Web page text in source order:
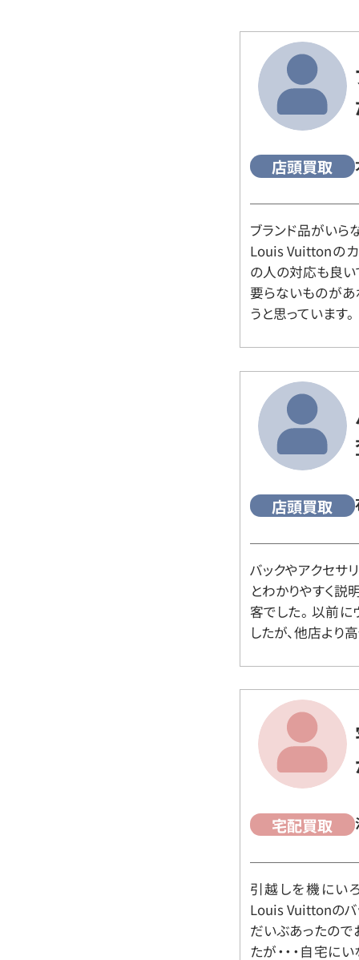
店頭買取
ブランド品がいら
Louis Vuittonの
の人の対応も良い
要らないものがあ
うと思っています。
店頭買取
バックやアクセサ
とわかりやすく説
客でした。 以前
したが、他店より
宅配買取
引越しを機にい
Louis Vuittonのバ
だいぶあったので
たが・・・自宅に